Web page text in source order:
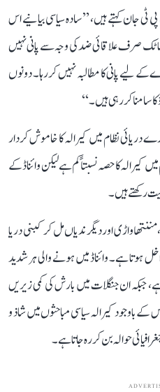
جان کہتے ہیں، ’’سادہ سیاسی بیانیے اس
صرف علاقائی ضد کی وجہ سے پانی نہیں
لیے پانی کا مطالبہ نہیں کر رہا۔ دونوں
کا سامنا کر رہی ہیں۔‘‘
دریائی نظام میں کیرالہ کا خاموش کردار
کیرالہ کا حصہ نسبتاً کم ہے لیکن وائناڈ کے
رکھتے ہیں۔
مننتھاواڑی اور دیگر ندیاں مل کر کبنی دریا
ہوتا ہے۔ وائناڈ میں ہونے والی ہر شدید
جبکہ ان جنگلات میں بارش کی کمی زیریں
باوجود کیرالہ سیاسی مباحثوں میں شاذ و
حوالہ بن کر رہ جاتا ہے۔